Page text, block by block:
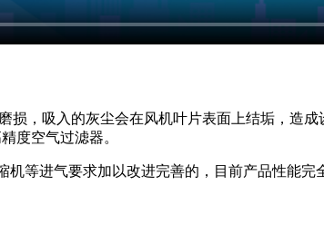
损，吸入的灰尘会在风机叶片表面上结垢，造
度空气过滤器。
等进气要求加以改进完善的，目前产品性能完